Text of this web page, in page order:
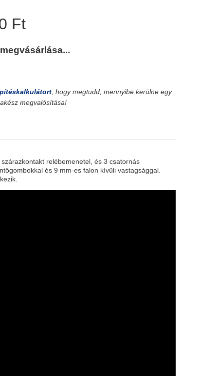
Ft
, hogy megtudd, mennyibe kerülne egy
megvalósítása!
relébemenetel, és 3 csatornás
és 9 mm-es falon kívüli vastagsággal.